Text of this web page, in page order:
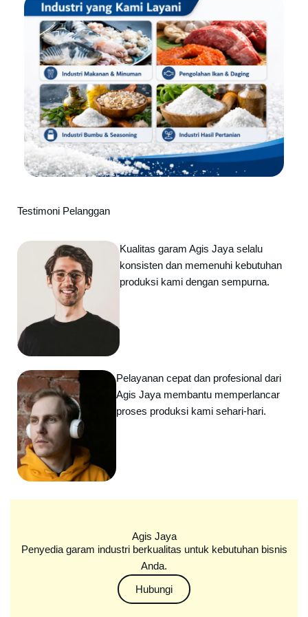
Testimoni Pelanggan
Kualitas garam Agis Jaya selalu
konsisten dan memenuhi kebutuhan
produksi kami dengan sempurna.
Pelayanan cepat dan profesional dari
Agis Jaya membantu memperlancar
proses produksi kami sehari-hari.
Agis Jaya
Penyedia garam industri berkualitas untuk kebutuhan bisnis
Anda.
Hubungi